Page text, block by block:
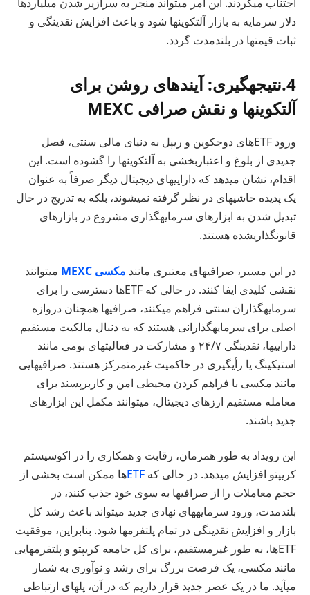
دلار سرمایه به بازار آلتکوینها شود و باعث افزایش نقدینگی و
ثبات قیمتها در بلندمدت گردد.
4.نتیجهگیری: آیندهای روشن برای
آلتکوینها و نقش صرافی MEXC
ورود ETFهای دوجکوین و ریپل به دنیای مالی سنتی، فصل
جدیدی از بلوغ و اعتباربخشی به آلتکوینها را گشوده است. این
اقدام، نشان میدهد که داراییهای دیجیتال دیگر صرفاً به عنوان
یک پدیده حاشیهای در نظر گرفته نمیشوند، بلکه به تدریج در حال
تبدیل شدن به ابزارهای سرمایهگذاری مشروع در بازارهای
قانونگذاریشده هستند.
در این مسیر، صرافیهای معتبری مانند مکسی MEXC
میتوانند
نقشی کلیدی ایفا کنند. در حالی که ETFها دسترسی را برای
سرمایهگذاران سنتی فراهم میکنند، صرافیها همچنان دروازه
اصلی برای سرمایهگذارانی هستند که به دنبال مالکیت مستقیم
داراییها، نقدینگی ۲۴/۷ و مشارکت در فعالیتهای بومی مانند
استیکینگ یا رأیگیری در حاکمیت غیرمتمرکز هستند. صرافیهایی
مانند مکسی با فراهم کردن محیطی امن و کاربرپسند برای
معامله مستقیم ارزهای دیجیتال، میتوانند مکمل این ابزارهای
جدید باشند.
این رویداد به طور همزمان، رقابت و همکاری را در اکوسیستم
کریپتو افزایش میدهد. در حالی که ETFها ممکن است بخشی از
حجم معاملات را از صرافیها به سوی خود جذب کنند، در
بلندمدت، ورود سرمایههای نهادی جدید میتواند باعث رشد کل
بازار و افزایش نقدینگی در تمام پلتفرمها شود. بنابراین، موفقیت
ETFها، به طور غیرمستقیم، برای کل جامعه کریپتو و پلتفرمهایی
مانند مکسی، یک فرصت بزرگ برای رشد و نوآوری به شمار
میآید. ما در یک عصر جدید قرار داریم که در آن، پلهای ارتباطی